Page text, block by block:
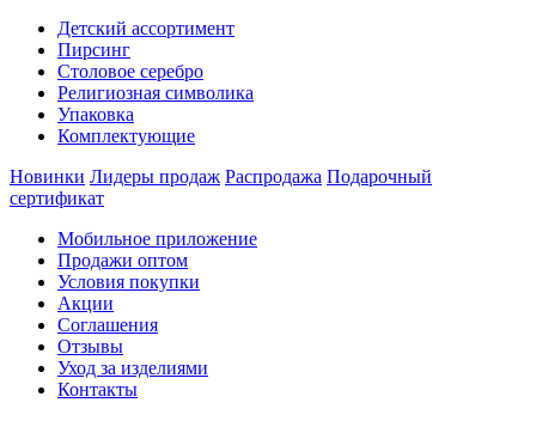
Детский ассортимент
Пирсинг
Столовое серебро
Религиозная символика
Упаковка
Комплектующие
Новинки Лидеры продаж Распродажа Подарочный
сертификат
Мобильное приложение
Продажи оптом
Условия покупки
Акции
Соглашения
Отзывы
Уход за изделиями
Контакты